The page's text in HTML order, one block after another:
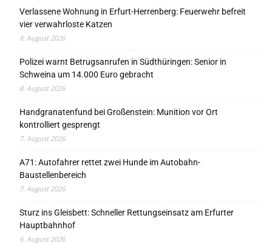
Verlassene Wohnung in Erfurt-Herrenberg: Feuerwehr befreit
vier verwahrloste Katzen
8. August 2026
Polizei warnt Betrugsanrufen in Südthüringen: Senior in
Schweina um 14.000 Euro gebracht
8. August 2026
Handgranatenfund bei Großenstein: Munition vor Ort
kontrolliert gesprengt
7. August 2026
A71: Autofahrer rettet zwei Hunde im Autobahn-
Baustellenbereich
7. August 2026
Sturz ins Gleisbett: Schneller Rettungseinsatz am Erfurter
Hauptbahnhof
6. August 2026